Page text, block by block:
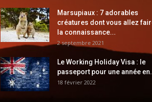
Marsupiaux : 7 adorables
créatures dont vous allez
la connaissance...
2 septembre 2021
Le Working Holiday Visa : le
passeport pour une année
18 février 2022